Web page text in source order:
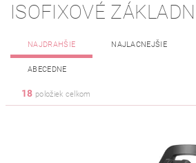
ISOFIXOVÉ
NAJDRAHŠIE NAJLACNEJŠIE
ABECEDNE
18 položiek celkom